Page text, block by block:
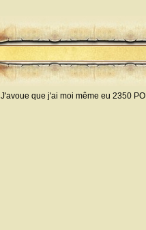
J'avoue que j'ai moi même eu 2350